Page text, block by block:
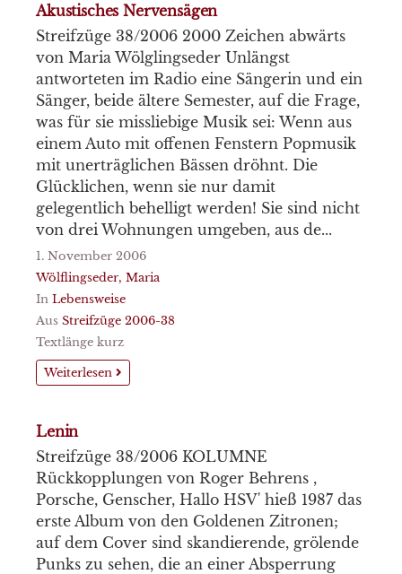
Akustisches Nervensägen
Streifzüge 38/2006 2000 Zeichen abwärts
von Maria Wölglingseder Unlängst
antworteten im Radio eine Sängerin und ein
Sänger, beide ältere Semester, auf die Frage,
was für sie missliebige Musik sei: Wenn aus
einem Auto mit offenen Fenstern Popmusik
mit unerträglichen Bässen dröhnt. Die
Glücklichen, wenn sie nur damit
gelegentlich behelligt werden! Sie sind nicht
von drei Wohnungen umgeben, aus de...
1. November 2006
Wölflingseder, Maria
In Lebensweise
Aus Streifzüge 2006-38
Textlänge kurz
Weiterlesen
Lenin
Streifzüge 38/2006 KOLUMNE
Rückkopplungen von Roger Behrens ,
Porsche, Genscher, Hallo HSV' hieß 1987 das
erste Album von den Goldenen Zitronen;
auf dem Cover sind skandierende, grölende
Punks zu sehen, die an einer Absperrung